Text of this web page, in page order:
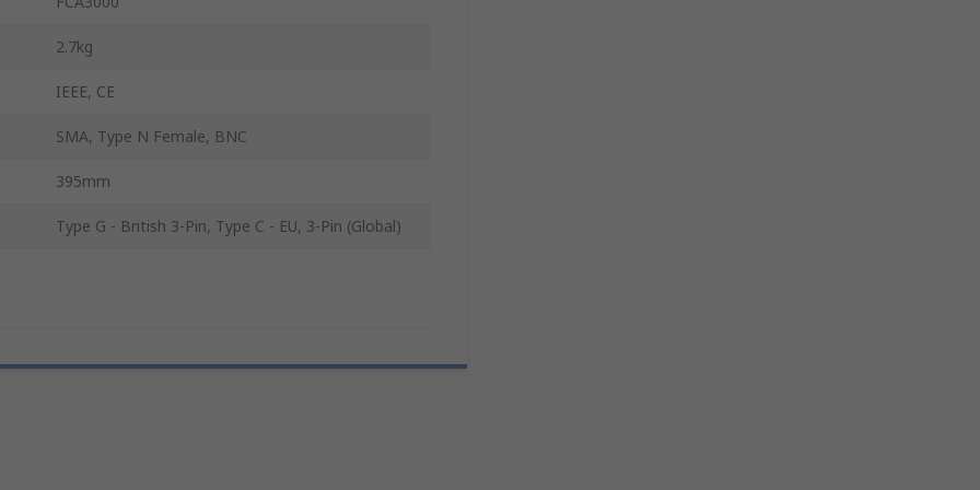
2.7kg
IEEE, CE
SMA, Type N Female, BNC
395mm
Type G - British 3-Pin, Type C - EU, 3-Pin (Global)